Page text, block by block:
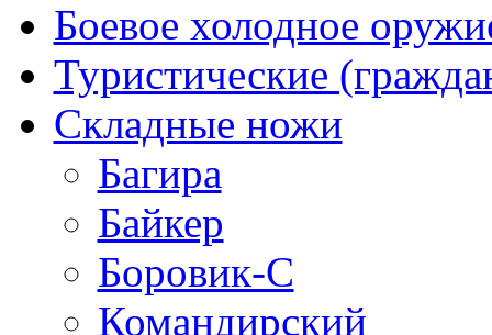
Боевое холодное
Туристические
Складные ножи
Багира
Байкер
Боровик-С
Командирский